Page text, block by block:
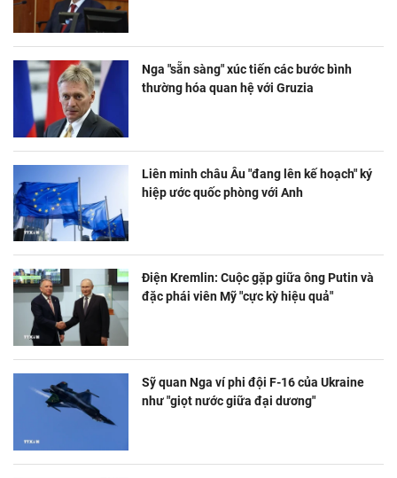
Nga "sẵn sàng" xúc tiến các bước bình
thường hóa quan hệ với Gruzia
Liên minh châu Âu "đang lên kế hoạch" ký
hiệp ước quốc phòng với Anh
Điện Kremlin: Cuộc gặp giữa ông Putin và
đặc phái viên Mỹ "cực kỳ hiệu quả"
Sỹ quan Nga ví phi đội F-16 của Ukraine
như "giọt nước giữa đại dương"